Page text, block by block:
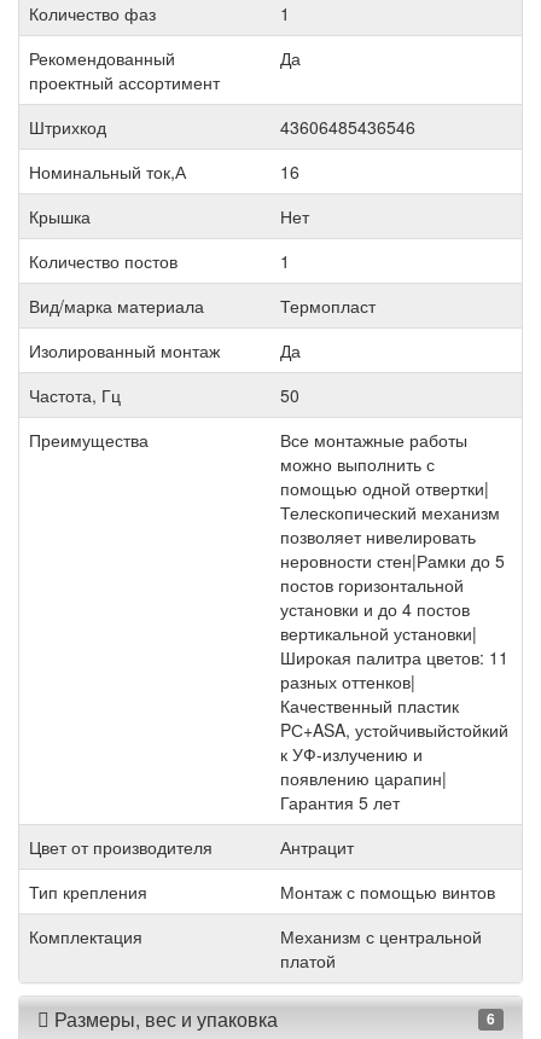
Количество фаз
1
Рекомендованный
проектный ассортимент
Да
Штрихкод
43606485436546
Номинальный ток,А
16
Крышка
Нет
Количество постов
1
Вид/марка материала
Термопласт
Изолированный монтаж
Да
Частота, Гц
50
Преимущества
Все монтажные работы
можно выполнить с
помощью одной отвертки|
Телескопический механизм
позволяет нивелировать
неровности стен|Рамки до 5
постов горизонтальной
установки и до 4 постов
вертикальной установки|
Широкая палитра цветов: 11
разных оттенков|
Качественный пластик
PС+ASA, устойчивыйстойкий
к УФ-излучению и
появлению царапин|
Гарантия 5 лет
Цвет от производителя
Антрацит
Тип крепления
Монтаж с помощью винтов
Комплектация
Механизм с центральной
платой
Размеры, вес и упаковка 6